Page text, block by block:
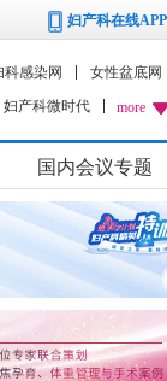
妇产科在线
科感染网 女性盆底网
妇产科微时代 more
国内会议专题